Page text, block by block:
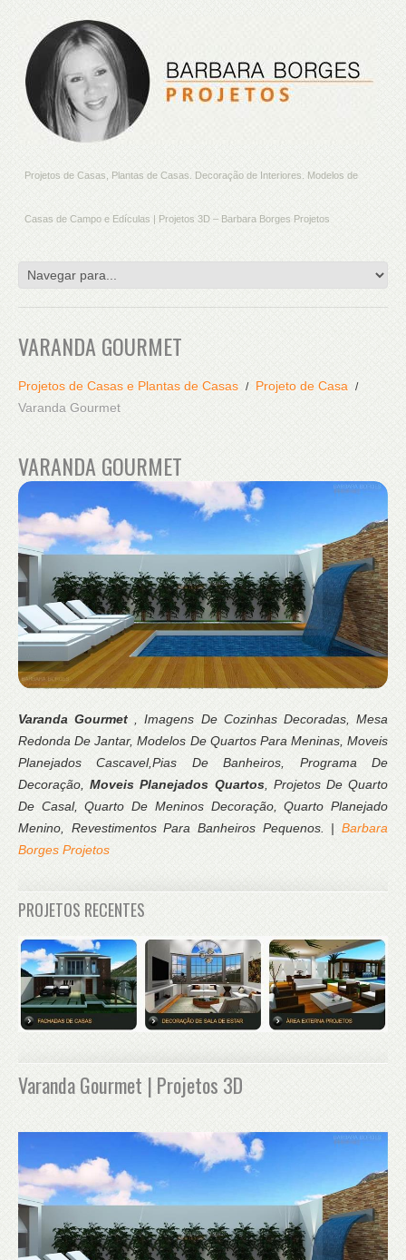
Projetos de Casas, Plantas de Casas. Decoração de Interiores. Modelos de
Casas de Campo e Edículas | Projetos 3D – Barbara Borges Projetos
VARANDA GOURMET
Projetos de Casas e Plantas de Casas
Projeto de Casa
Varanda Gourmet
VARANDA GOURMET
Varanda Gourmet, Imagens De Cozinhas Decoradas, Mesa
Redonda De Jantar, Modelos De Quartos Para Meninas, Moveis
Planejados Cascavel,Pias De Banheiros, Programa De
Decoração,Moveis Planejados Quartos, Projetos De Quarto
De Casal, Quarto De Meninos Decoração, Quarto Planejado
Menino, Revestimentos Para Banheiros Pequenos. | Barbara
Borges Projetos
PROJETOS RECENTES
Varanda Gourmet | Projetos 3D